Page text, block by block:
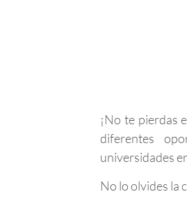
¡No te pierdas
diferentes
universidades
No lo olvides la